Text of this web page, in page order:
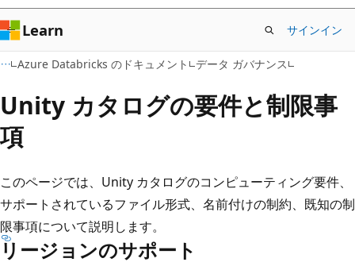
キ
ッ
プ
Learn サインイン
Azure Databricks のドキュメント データ ガバナンス
Unity カタログの要件と制限事
項
このページでは、Unity カタログのコンピューティング要件、
サポートされているファイル形式、名前付けの制約、既知の制
限事項について説明します。
リージョンのサポート